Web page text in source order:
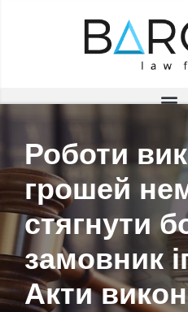
Роботи
грошей
стягнути
замовник
Акти